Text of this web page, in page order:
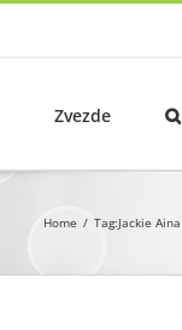
Zvezde
Home Tag:Jackie Aina